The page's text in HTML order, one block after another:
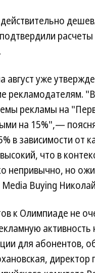
август уже
"В
рекламы на
на 15%",—
в зависимости от
что в
непривычно, но
Buying
к Олимпиаде не
для абонентов,
директор